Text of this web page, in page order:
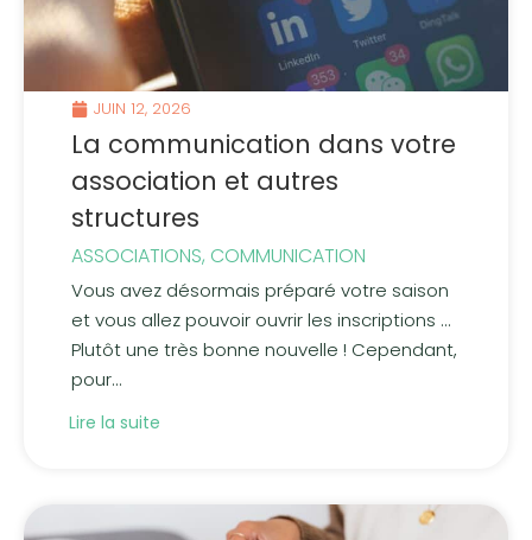
JUIN 12, 2026
La communication dans votre
association et autres
structures
ASSOCIATIONS, COMMUNICATION
Vous avez désormais préparé votre saison
et vous allez pouvoir ouvrir les inscriptions …
Plutôt une très bonne nouvelle ! Cependant,
pour...
Lire la suite